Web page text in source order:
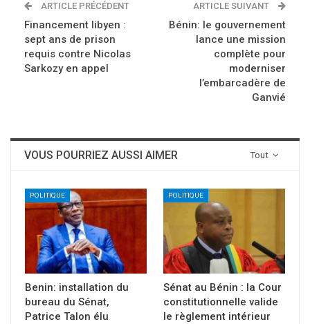
ARTICLE PRÉCÉDENT
Financement libyen :
sept ans de prison
requis contre Nicolas
Sarkozy en appel
ARTICLE SUIVANT
Bénin: le gouvernement
lance une mission
complète pour
moderniser
l’embarcadère de
Ganvié
Tout
VOUS POURRIEZ AUSSI AIMER
POLITIQUE
Benin: installation du
bureau du Sénat,
Patrice Talon élu
POLITIQUE
Sénat au Bénin : la Cour
constitutionnelle valide
le règlement intérieur